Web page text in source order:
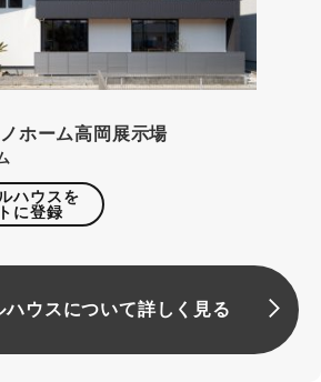
ホーム高岡展示場
ハウスを
に登録
ハウスについて詳しく見る